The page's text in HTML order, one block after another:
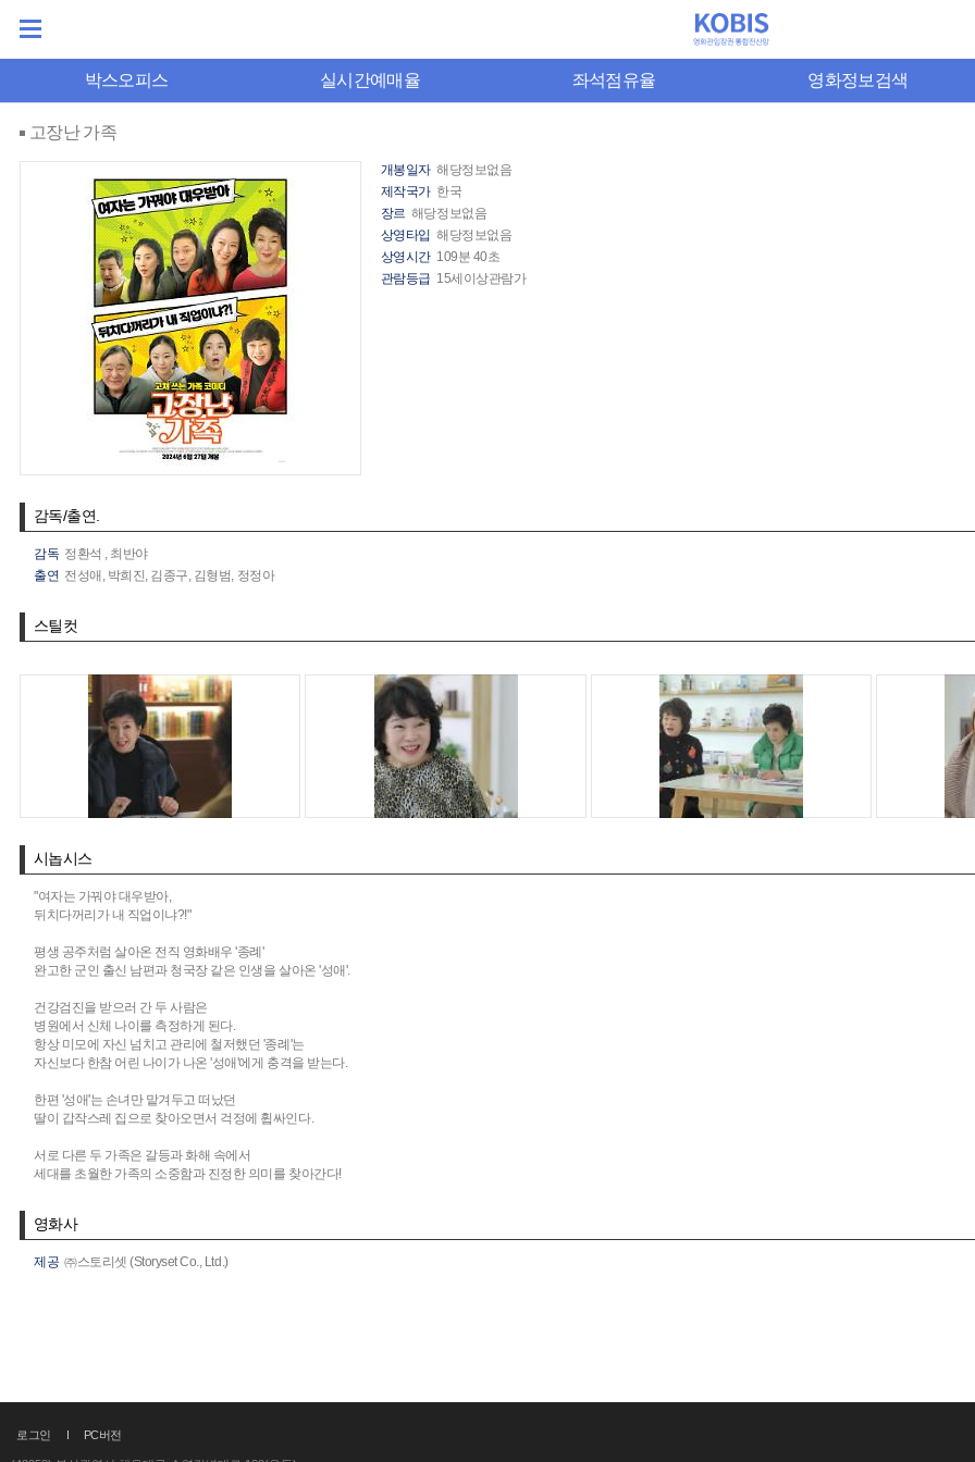
박스오피스 실시간예매율 좌석점유율 영화정보검색
고장난 가족
개봉일자 해당정보없음
제작국가 한국
장르 해당정보없음
상영타입 해당정보없음
상영시간 109분 40초
관람등급 15세이상관람가
감독/출연.
감독 정환석 , 최반야
출연 전성애, 박희진, 김종구, 김형범, 정정아
스틸컷
시놉시스
"여자는 가꿔야 대우받아,
뒤치다꺼리가 내 직업이냐?!"
평생 공주처럼 살아온 전직 영화배우 '종례'
완고한 군인 출신 남편과 청국장 같은 인생을 살아온 '성애'.
건강검진을 받으러 간 두 사람은
병원에서 신체 나이를 측정하게 된다.
항상 미모에 자신 넘치고 관리에 철저했던 '종례'는
자신보다 한참 어린 나이가 나온 '성애'에게 충격을 받는다.
한편 '성애'는 손녀만 맡겨두고 떠났던
딸이 갑작스레 집으로 찾아오면서 걱정에 휩싸인다.
서로 다른 두 가족은 갈등과 화해 속에서
세대를 초월한 가족의 소중함과 진정한 의미를 찾아간다!
영화사
제공 ㈜스토리셋 (Storyset Co., Ltd.)
로그인 PC버전